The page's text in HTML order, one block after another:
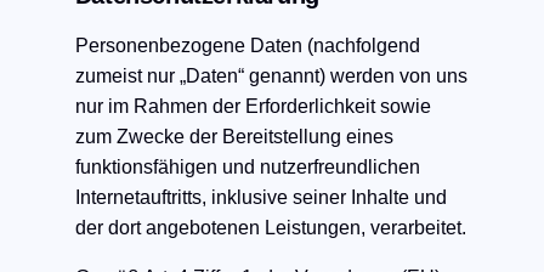
Personenbezogene Daten (nachfolgend
zumeist nur „Daten“ genannt) werden von uns
nur im Rahmen der Erforderlichkeit sowie
zum Zwecke der Bereitstellung eines
funktionsfähigen und nutzerfreundlichen
Internetauftritts, inklusive seiner Inhalte und
der dort angebotenen Leistungen, verarbeitet.